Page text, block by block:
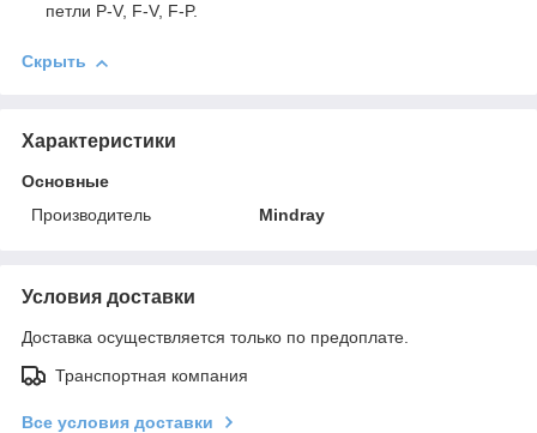
петли P-V, F-V, F-P.
Скрыть
Характеристики
Основные
Производитель
Mindray
Условия доставки
Доставка осуществляется только по предоплате.
Транспортная компания
Все условия доставки